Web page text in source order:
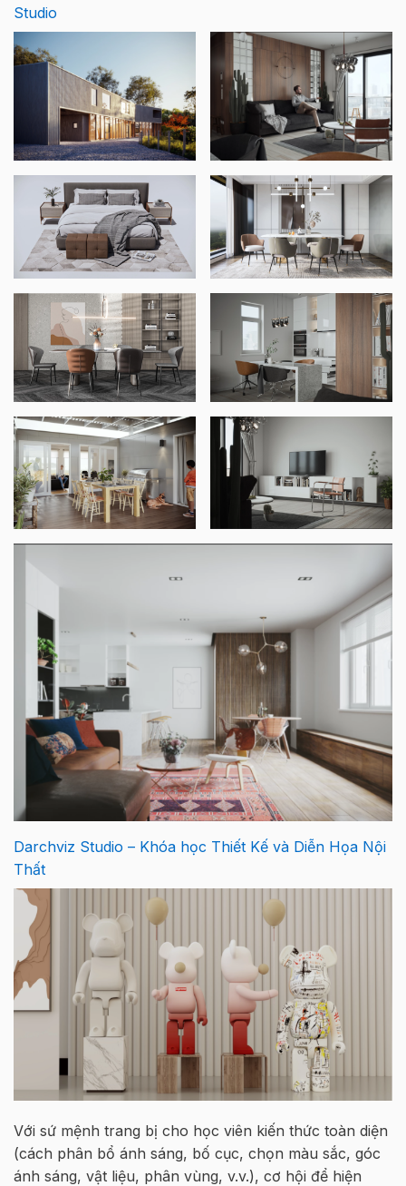
Studio
Darchviz Studio – Khóa học Thiết Kế và Diễn Họa Nội
Thất
Với sứ mệnh trang bị cho học viên kiến thức toàn diện
(cách phân bổ ánh sáng, bố cục, chọn màu sắc, góc
ánh sáng, vật liệu, phân vùng, v.v.), cơ hội để hiện